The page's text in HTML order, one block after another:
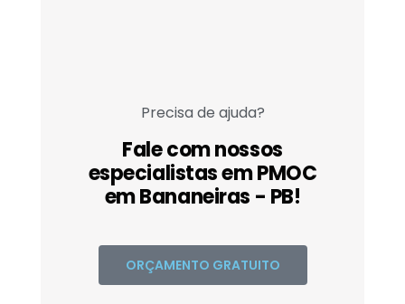
Precisa de ajuda?
Fale com nossos
especialistas em PMOC
em Bananeiras - PB!
ORÇAMENTO GRATUITO